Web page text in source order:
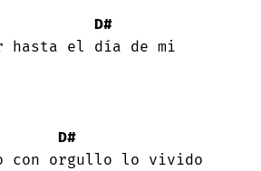
D#
hasta el día de mi
D#
con orgullo lo vivido